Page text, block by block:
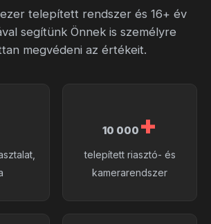
telepített rendszer és 16+ év
segítünk Önnek is személyre
megvédeni az értékeit.
10 000 +
telepített riasztó- és
kamerarendszer